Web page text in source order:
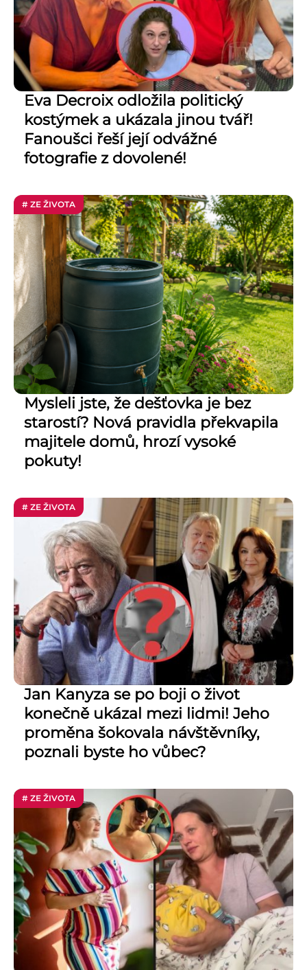
Eva Decroix odložila politický
kostýmek a ukázala jinou tvář!
Fanoušci řeší její odvážné
fotografie z dovolené!
# ZE ŽIVOTA
Mysleli jste, že dešťovka je bez
starostí? Nová pravidla překvapila
majitele domů, hrozí vysoké
pokuty!
# ZE ŽIVOTA
Jan Kanyza se po boji o život
konečně ukázal mezi lidmi! Jeho
proměna šokovala návštěvníky,
poznali byste ho vůbec?
# ZE ŽIVOTA